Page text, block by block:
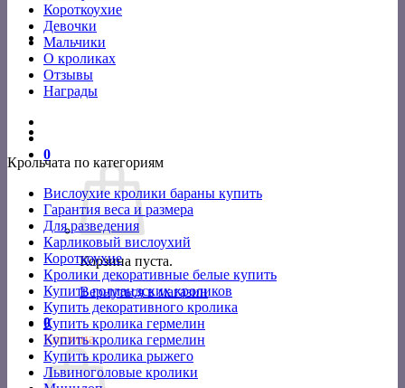
Короткоухие
Девочки
Мальчики
О кроликах
Отзывы
Награды
0
Корзина пуста.
Вернуться в магазин
0
Корзина
Крольчата по категориям
Вислоухие кролики бараны купить
Гарантия веса и размера
Для разведения
Карликовый вислоухий
Короткоухие
Кролики декоративные белые купить
Купить голландских кроликов
Купить декоративного кролика
Купить кролика гермелин
Купить кролика гермелин
Купить кролика рыжего
Львиноголовые кролики